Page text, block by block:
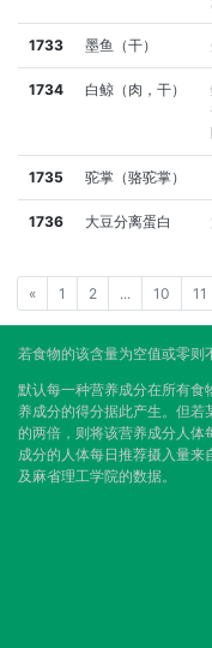
1733 墨鱼（干）
1734 白鲸（肉，干）
1735 驼掌（骆驼掌）
1736 大豆分离蛋白
« 1 2 ... 10 11
若食物的该含量为空值或零则
默认每一种营养成分在所有
养成分的得分据此产生。但
的两倍，则将该营养成分人
成分的人体每日推荐摄入量
及麻省理工学院的数据。